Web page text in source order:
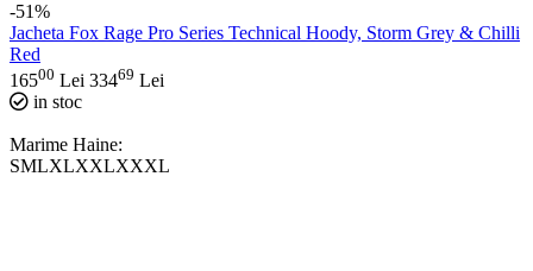
-51%
Jacheta Fox Rage Pro Series Technical Hoody, Storm Grey & Chilli
Red
16500 Lei 33469 Lei
in stoc
Marime Haine:
SMLXLXXLXXXL